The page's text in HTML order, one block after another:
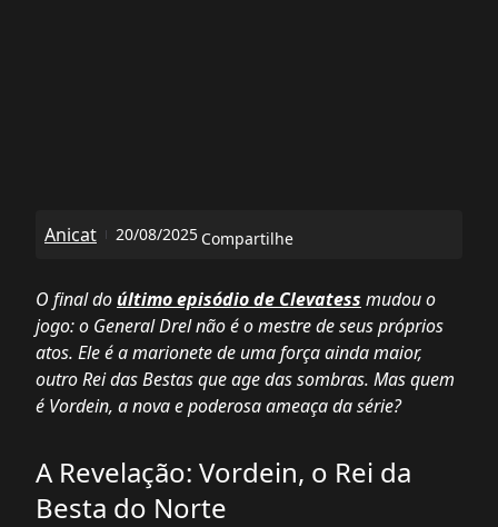
Anicat 20/08/2025 Compartilhe
O final doúltimo episódio de Clevatess mudou o
jogo: o General Drel não é o mestre de seus próprios
atos. Ele é a marionete de uma força ainda maior,
outro Rei das Bestas que age das sombras. Mas quem
é Vordein, a nova e poderosa ameaça da série?
A Revelação: Vordein, o Rei da
Besta do Norte